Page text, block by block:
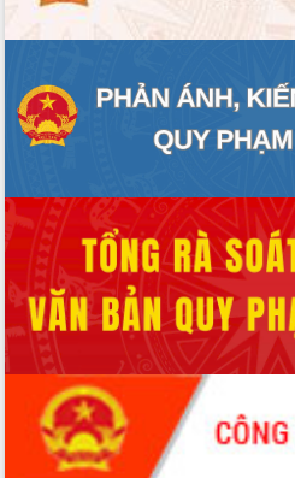
Phó Bí thư Tỉnh ủy Đắk Lắk Đỗ Hữu
Huy giữ chức Bí thư Đảng ủy Ủy Ban
Bệnh án điện tử thúc đẩy chuyển đổi
số y tế tại Đắk Lắk
Chuyển đổi số thư viện: Mở rộng
Đánh giá, rút kinh nghiệm công tác tổ
chức diễn tập trước ngày bầu cử
Chương trình “Gặp gỡ hữu nghị –
Friendship Meeting New Year 2026”
Bầu cử Quốc hội và HĐND: Cử tri Đắk
Lắk gửi gắm niềm tin, kỳ vọng vào lá
phiếu
Đắk Lắk sẵn sàng các điều kiện cho
Ngày hội bầu cử đại biểu Quốc hội
khóa XVI và HĐND các cấp nhiệm kỳ
2026-2031